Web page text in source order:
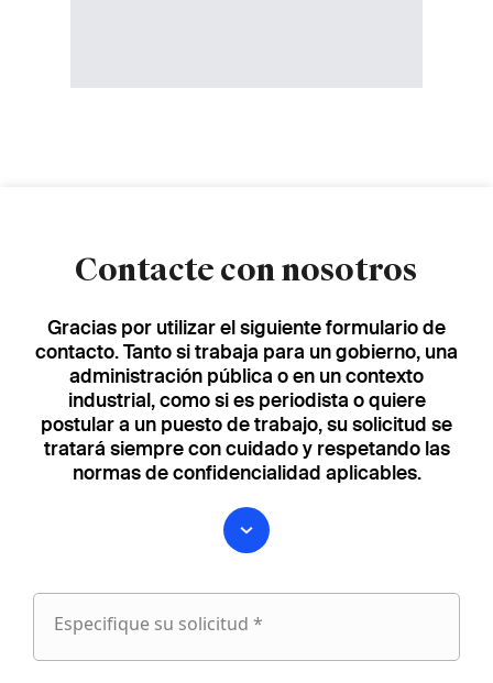
Contacte con nosotros
Gracias por utilizar el siguiente formulario de
contacto. Tanto si trabaja para un gobierno, una
administración pública o en un contexto
industrial, como si es periodista o quiere
postular a un puesto de trabajo, su solicitud se
tratará siempre con cuidado y respetando las
normas de confidencialidad aplicables.
Especifique su solicitud *
Especifique